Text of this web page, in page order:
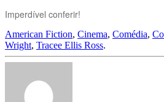
Imperdível conferir!
American Fiction, Cinema, Comédia,
Wright, Tracee Ellis Ross.